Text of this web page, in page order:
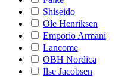
Shiseido
Ole Henriksen
Emporio Armani
Lancome
OBH Nordica
Ilse Jacobsen